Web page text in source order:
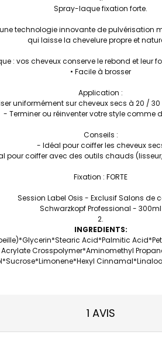
Spray-laque fixation forte.
technologie innovantedepulvérisation
qui laisse la chevelure propre et
: vos cheveuxconservelerebond et leur
• Facile à brosser
Application :
uniformément sur cheveux secs à 20 /
- Terminer ou réinventer votre style comme
Conseils :
- Idéal pourcoiffer les cheveux
pour coifferavec des outils chauds
Fixation : FORTE
Session Label Osis - Exclusif Salons de
Schwarzkopf Professional - 300ml
INGREDIENTS:
Acid*Palmitic
Crosspolymer*Aminomethyl
1 AVIS